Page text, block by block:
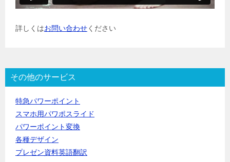
詳しくはお問い合わせください
その他のサービス
特急パワーポイント
スマホ用パワポスライド
パワーポイント変換
各種デザイン
プレゼン資料英語翻訳